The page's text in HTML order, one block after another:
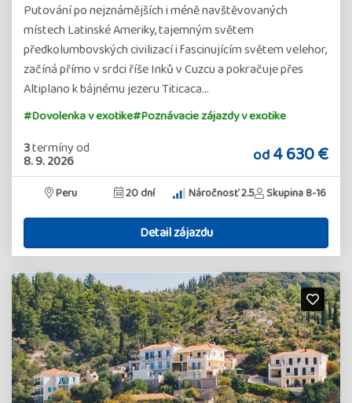
Putování po nejznámějších i méně navštěvovaných
místech Latinské Ameriky, tajemným světem
předkolumbovských civilizací i fascinujícím světem velehor,
začíná přímo v srdci říše Inků v Cuzcu a pokračuje přes
Altiplano k bájnému jezeru Titicaca…
#Dovolenka v exotike#Poznávacie zájazdy v exotike
3termínyod
8. 9. 2026 od4 630 €
Peru 20 dní Náročnosť 2.5 Skupina 8-16
Detail zájazdu